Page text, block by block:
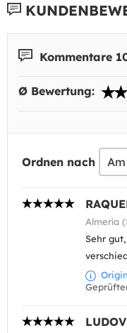
Kommentare
Ø Bewertung:
Ordnen nach
Almería
Sehr